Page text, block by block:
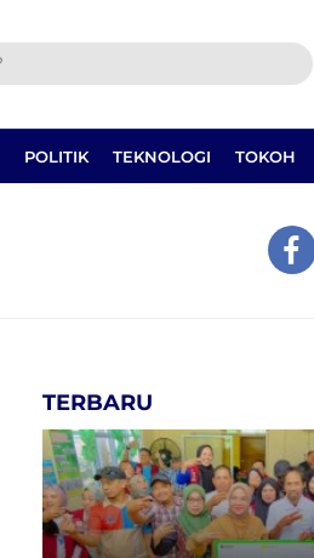
POLITIK TEKNOLOGI TOKOH
TERBARU